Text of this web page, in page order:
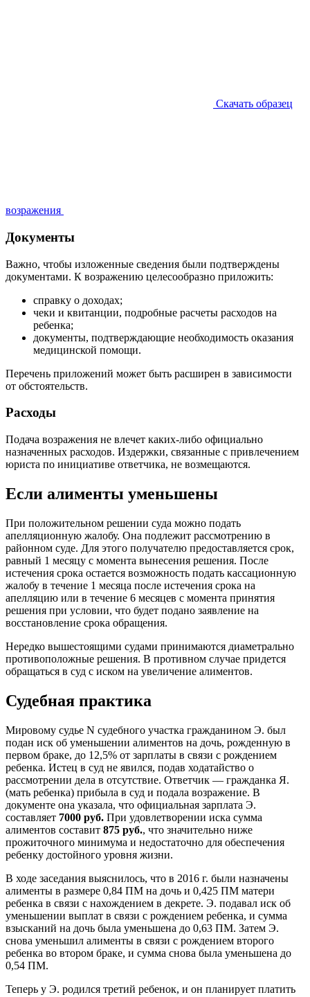
Скачать образец
возражения
Документы
Важно, чтобы изложенные сведения были подтверждены
документами. К возражению целесообразно приложить:
справку о доходах;
чеки и квитанции, подробные расчеты расходов на
ребенка;
документы, подтверждающие необходимость оказания
медицинской помощи.
Перечень приложений может быть расширен в зависимости
от обстоятельств.
Расходы
Подача возражения не влечет каких-либо официально
назначенных расходов. Издержки, связанные с привлечением
юриста по инициативе ответчика, не возмещаются.
Если алименты уменьшены
При положительном решении суда можно подать
апелляционную жалобу. Она подлежит рассмотрению в
районном суде. Для этого получателю предоставляется срок,
равный 1 месяцу с момента вынесения решения. После
истечения срока остается возможность подать кассационную
жалобу в течение 1 месяца после истечения срока на
апелляцию или в течение 6 месяцев с момента принятия
решения при условии, что будет подано заявление на
восстановление срока обращения.
Нередко вышестоящими судами принимаются диаметрально
противоположные решения. В противном случае придется
обращаться в суд с иском на увеличение алиментов.
Судебная практика
Мировому судье N судебного участка гражданином Э. был
подан иск об уменьшении алиментов на дочь, рожденную в
первом браке, до 12,5% от зарплаты в связи с рождением
ребенка. Истец в суд не явился, подав ходатайство о
рассмотрении дела в отсутствие. Ответчик — гражданка Я.
(мать ребенка) прибыла в суд и подала возражение. В
документе она указала, что официальная зарплата Э.
составляет 7000 руб. При удовлетворении иска сумма
алиментов составит 875 руб., что значительно ниже
прожиточного минимума и недостаточно для обеспечения
ребенку достойного уровня жизни.
В ходе заседания выяснилось, что в 2016 г. были назначены
алименты в размере 0,84 ПМ на дочь и 0,425 ПМ матери
ребенка в связи с нахождением в декрете. Э. подавал иск об
уменьшении выплат в связи с рождением ребенка, и сумма
взысканий на дочь была уменьшена до 0,63 ПМ. Затем Э.
снова уменьшил алименты в связи с рождением второго
ребенка во втором браке, и сумма снова была уменьшена до
0,54 ПМ.
Теперь у Э. родился третий ребенок, и он планирует платить